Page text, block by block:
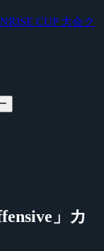
CUP 大会ク
」カ